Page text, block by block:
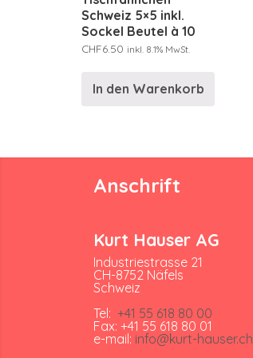
Schweiz 5×5 inkl.
Sockel Beutel à 10
CHF6.50 inkl. 8.1% MwSt.
In den Warenkorb
Anschrift
Kurt Hauser AG
Industriestrasse 21
CH-8752 Näfels
Schweiz
Tel: +41 55 618 80 00
Fax: +41 55 618 80 01
e-mail: info@kurt-hauser.ch